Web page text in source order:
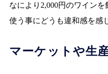
なにより2,000円のワイン
使う事にどうも違和感を感
マーケットや生